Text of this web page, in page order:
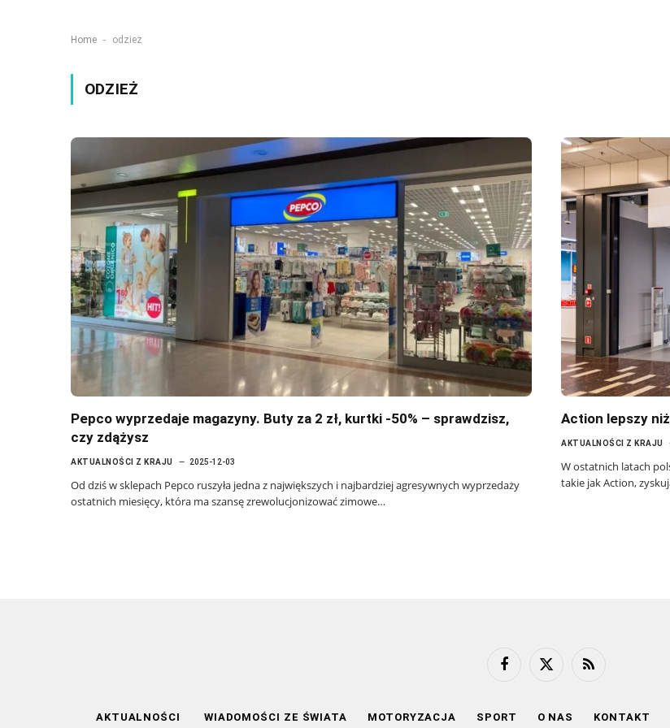
Home - odzież
ODZIEŻ
Pepco wyprzedaje magazyny. Buty za 2 zł, kurtki -50% – sprawdzisz,
czy zdążysz
AKTUALNOŚCI Z KRAJU 2025-12-03
Od dziś w sklepach Pepco ruszyła jedna z największych i najbardziej agresywnych wyprzedaży
ostatnich miesięcy, która ma szansę zrewolucjonizować zimowe…
Action lepszy
AKTUALNOŚCI Z KRAJU
W ostatnich latach
takie jak Action,
FacebookX
RSS
AKTUALNOŚCI WIADOMOŚCI ZE ŚWIATA MOTORYZACJA SPORT O NAS KONTAKT